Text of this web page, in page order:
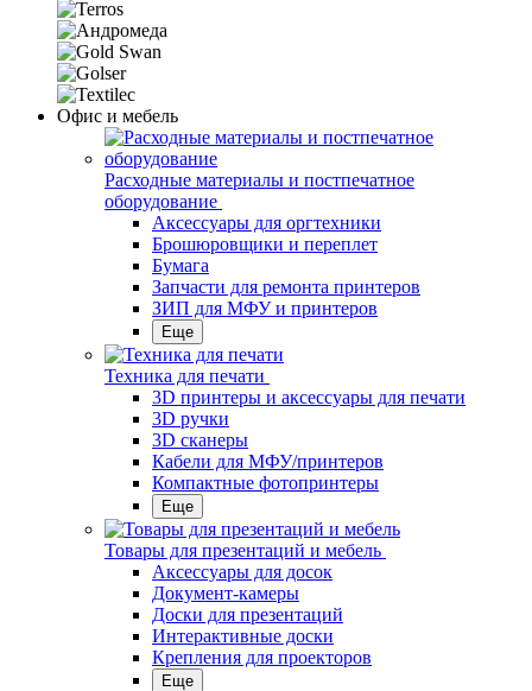
Офис и мебель
Расходные материалы и постпечатное
оборудование
Аксессуары для оргтехники
Брошюровщики и переплет
Бумага
Запчасти для ремонта принтеров
ЗИП для МФУ и принтеров
Еще
Техника для печати
3D принтеры и аксессуары для печати
3D ручки
3D сканеры
Кабели для МФУ/принтеров
Компактные фотопринтеры
Еще
Товары для презентаций и мебель
Аксессуары для досок
Документ-камеры
Доски для презентаций
Интерактивные доски
Крепления для проекторов
Еще